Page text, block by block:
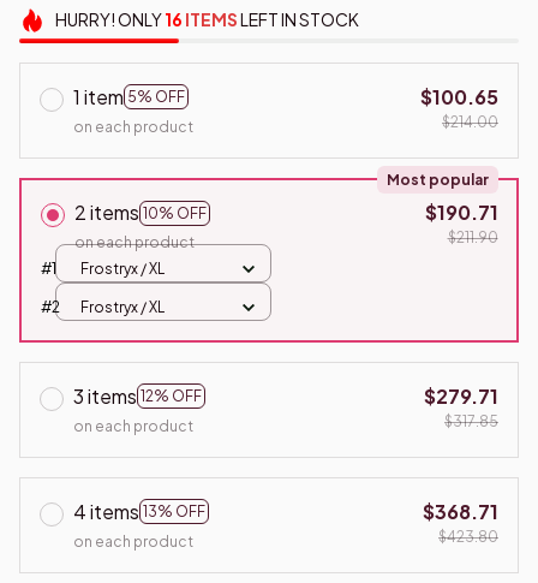
HURRY!ONLY16 ITEMSLEFT IN STOCK
1 item 5% OFF
on each product
$100.65
$214.00
2 items 10% OFF
Most popular
on each product
$190.71
$211.90
#1
Frostryx / XL
#2 Frostryx / XL
3 items 12% OFF
on each product
$279.71
$317.85
4 items 13% OFF
on each product
$368.71
$423.80